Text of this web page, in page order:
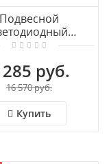
Подвесной
NOVOTECH
руб.
16 570 руб.
Купить